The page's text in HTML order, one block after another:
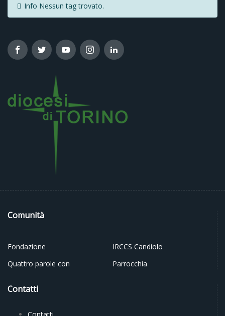
Info Nessun tag trovato.
Comunità
Fondazione
IRCCS Candiolo
Quattro parole con
Parrocchia
Contatti